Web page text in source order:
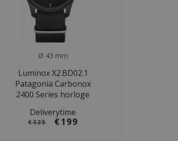
Ø 43 mm
Luminox X2.BD02.1
Patagonia Carbonox
2400 Series horloge
Deliverytime
€325 €199